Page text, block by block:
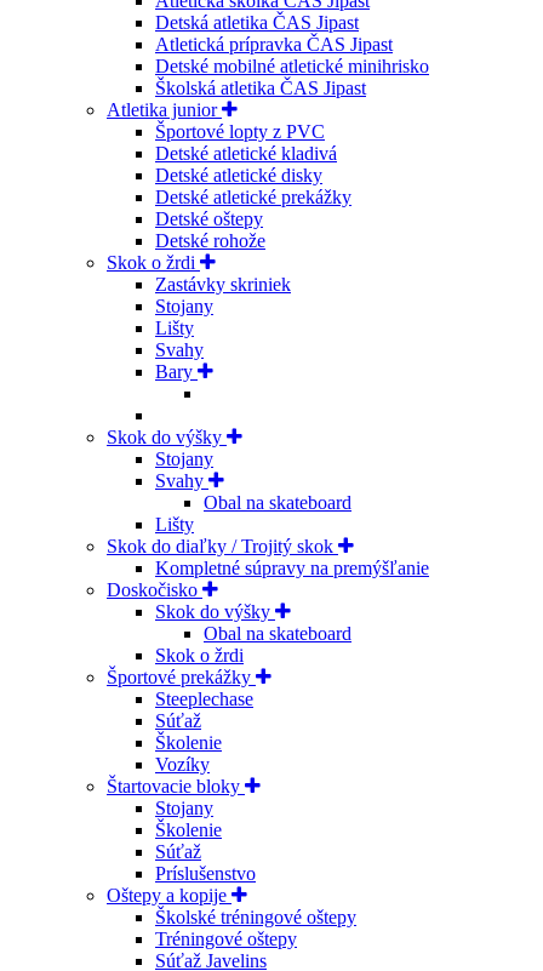
Detská atletika ČAS Jipast
Atletická prípravka ČAS Jipast
Detské mobilné atletické minihrisko
Školská atletika ČAS Jipast
Atletika junior
Športové lopty z PVC
Detské atletické kladivá
Detské atletické disky
Detské atletické prekážky
Detské oštepy
Detské rohože
Skok o žrdi
Zastávky skriniek
Stojany
Lišty
Svahy
Bary
Skok do výšky
Stojany
Svahy
Obal na skateboard
Lišty
Skok do diaľky / Trojitý skok
Kompletné súpravy na premýšľanie
Doskočisko
Skok do výšky
Obal na skateboard
Skok o žrdi
Športové prekážky
Steeplechase
Súťaž
Školenie
Vozíky
Štartovacie bloky
Stojany
Školenie
Súťaž
Príslušenstvo
Oštepy a kopije
Školské tréningové oštepy
Tréningové oštepy
Súťaž Javelins